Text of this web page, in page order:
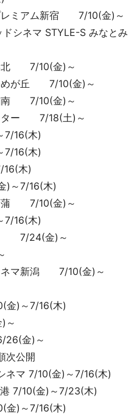
アム新宿 7/10(金)～
シネマ STYLE-S みなとみ
7/10(金)～
丘 7/10(金)～
7/10(金)～
ー 7/18(土)～
7/16(木)
7/16(木)
16(木)
)～7/16(木)
7/10(金)～
7/16(木)
7/24(金)～
マ新潟 7/10(金)～
金)～7/16(木)
～
26(金)～
次公開
ネマ 7/10(金)～7/16(木)
7/10(金)～7/23(木)
金)～7/16(木)